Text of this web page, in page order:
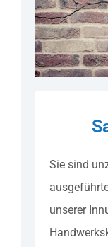
Sie sind
unserer